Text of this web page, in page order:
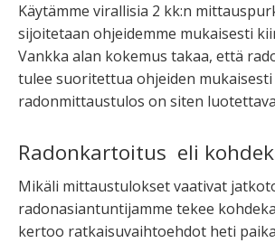
Käytämme virallisia 2 kk:n
sijoitetaan ohjeidemme mukaisesti
Vankka alan kokemus takaa, että
tulee suoritettua ohjeiden mukaisesti
radonmittaustulos on siten
Radonkartoitus eli
Mikäli mittaustulokset vaativat
radonasiantuntijamme tekee
kertoo ratkaisuvaihtoehdot heti